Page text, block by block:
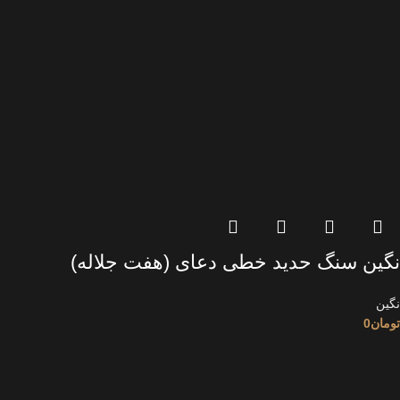
نگین سنگ حدید خطی دعای (هفت جلاله)
نگین
تومان0